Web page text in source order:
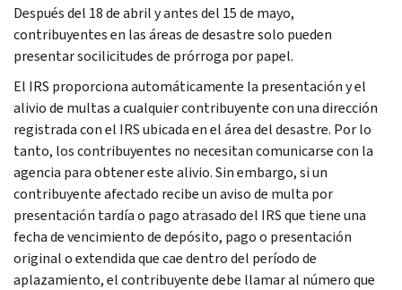
Después del 18 de abril y antes del 15 de mayo,
contribuyentes en las áreas de desastre solo pueden
presentar socilicitudes de prórroga por papel.
El IRS proporciona automáticamente la presentación y el
alivio de multas a cualquier contribuyente con una dirección
registrada con el IRS ubicada en el área del desastre. Por lo
tanto, los contribuyentes no necesitan comunicarse con la
agencia para obtener este alivio. Sin embargo, si un
contribuyente afectado recibe un aviso de multa por
presentación tardía o pago atrasado del IRS que tiene una
fecha de vencimiento de depósito, pago o presentación
original o extendida que cae dentro del período de
aplazamiento, el contribuyente debe llamar al número que